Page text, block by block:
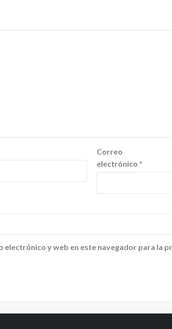
Correo
electrónico *
electrónico y web en este navegador para la